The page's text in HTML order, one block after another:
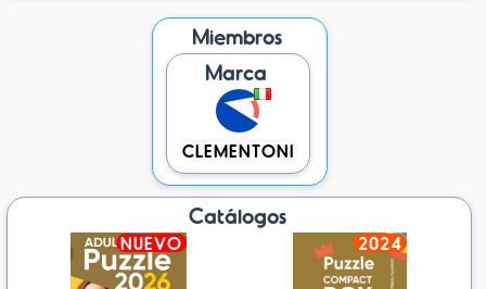
Miembros
Marca
CLEMENTONI
Catálogos
NUEVO 2024